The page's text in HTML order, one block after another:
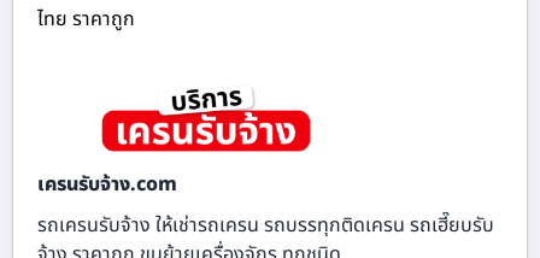
ไทย ราคาถูก
เครนรับจ้าง.com
รถเครนรับจ้าง ให้เช่ารถเครน รถบรรทุกติดเครน รถเฮี๊ยบรับ